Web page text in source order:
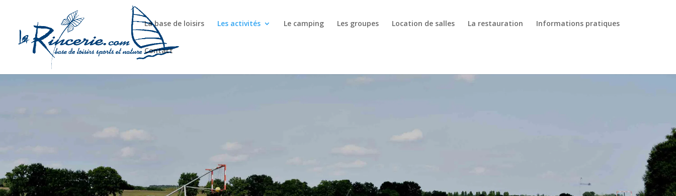
La base de loisirs Les activités Le camping Les groupes Location de salles La restauration Informations pratiques
Contact